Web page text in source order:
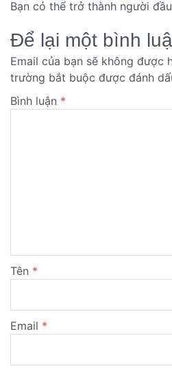
Bạn có thể trở thành người
Để lại một bình
Email của bạn sẽ không được
trường bắt buộc được đánh
Bình luận *
Tên *
Email *